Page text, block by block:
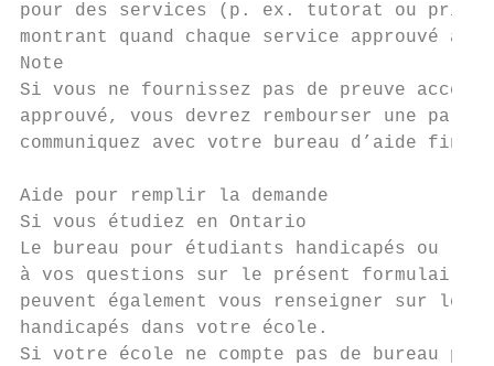
pour des services (p. ex. tutorat ou prise
montrant quand chaque service approuvé a
Note
Si vous ne fournissez pas de preuve
approuvé, vous devrez rembourser une
communiquez avec votre bureau d’aide
Aide pour remplir la demande
Si vous étudiez en Ontario
Le bureau pour étudiants handicapés ou le
à vos questions sur le présent formulaire.
peuvent également vous renseigner sur
handicapés dans votre école.
Si votre école ne compte pas de bureau